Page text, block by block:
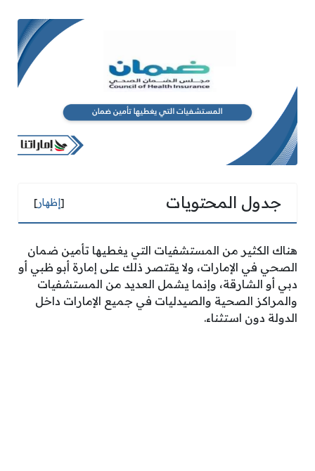
جدول المحتويات [إظهار]
هناك الكثير من المستشفيات التي يغطيها تأمين ضمان
الصحي في الإمارات، ولا يقتصر ذلك على إمارة أبو ظبي أو
دبي أو الشارقة، وإنما يشمل العديد من المستشفيات
والمراكز الصحية والصيدليات في جميع الإمارات داخل
الدولة دون استثناء.